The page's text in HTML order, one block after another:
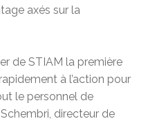
axés sur la
de STIAM la première
à l’action pour
le personnel de
directeur de